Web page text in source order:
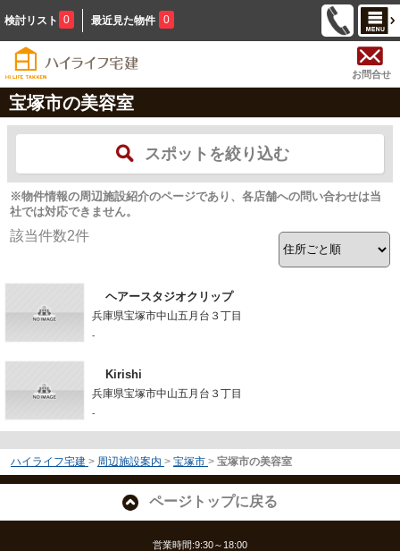
検討リスト 0 最近見た物件 0
お問合せ
宝塚市の美容室
スポットを絞り込む
※物件情報の周辺施設紹介のページであり、各店舗への問い合わせは当
社では対応できません。
該当件数2件
ヘアースタジオクリップ
兵庫県宝塚市中山五月台３丁目
-
Kirishi
兵庫県宝塚市中山五月台３丁目
-
ハイライフ宅建 > 周辺施設案内 > 宝塚市 > 宝塚市の美容室
ページトップに戻る
営業時間:9:30～18:00